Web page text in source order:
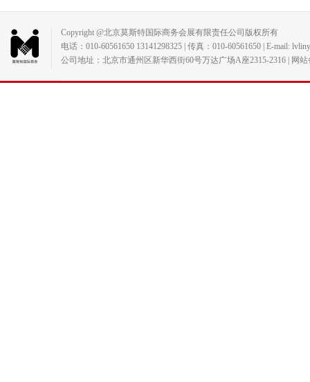
Copyright @北京莫斯特国际商务会展有限责任公司版权所有
电话：010-60561650 13141298325 | 传真：010-60561650 | E-mail:
公司地址：北京市通州区新华西街60号万达广场A座2315-2316 | 网